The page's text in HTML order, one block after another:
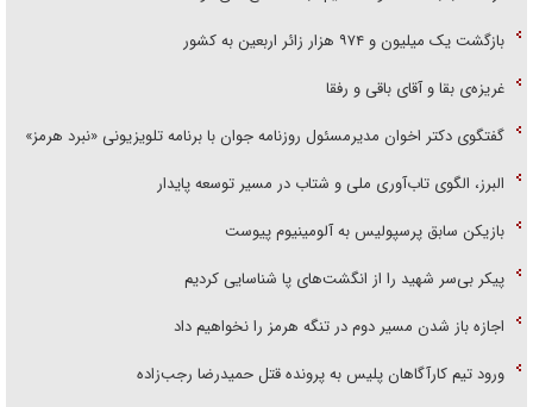
بازگشت یک میلیون و ۹۷۴ هزار زائر اربعین به کشور
غریزه‌ی بقا و آقای باقی و رفقا
گفتگوی دکتر اخوان مدیرمسئول روزنامه جوان با برنامه تلویزیونی «نبرد هرمز»
البرز، الگوی تاب‌آوری ملی و شتاب در مسیر توسعه پایدار
بازیکن سابق پرسپولیس به آلومینیوم پیوست
پیکر بی‌سر شهید را از انگشت‌های پا شناسایی کردیم
اجازه باز شدن مسیر دوم در تنگه هرمز را نخواهیم داد
ورود تیم کارآگاهان پلیس به پرونده قتل حمیدرضا رجب‌زاده